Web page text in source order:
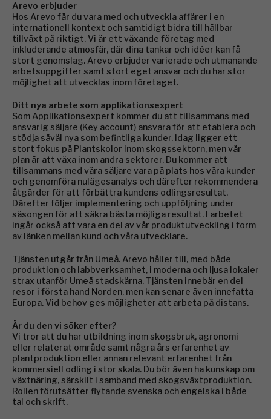
Arevo erbjuder
Hos Arevo får du vara med och utveckla affärer i en
internationell kontext och samtidigt bidra till hållbar
tillväxt på riktigt. Vi är ett växande företag med
inkluderande atmosfär, där dina tankar och idéer kan få
stort genomslag. Arevo erbjuder varierade och utmanande
arbetsuppgifter samt stort eget ansvar och du har stor
möjlighet att utvecklas inom företaget.
Ditt nya arbete som applikationsexpert
Som Applikationsexpert kommer du att tillsammans med
ansvarig säljare (Key account) ansvara för att etablera och
stödja såväl nya som befintliga kunder. Idag ligger ett
stort fokus på Plantskolor inom skogssektorn, men vår
plan är att växa inom andra sektorer. Du kommer att
tillsammans med våra säljare vara på plats hos våra kunder
och genomföra nulägesanalys och därefter rekommendera
åtgärder för att förbättra kundens odlingsresultat.
Därefter följer implementering och uppföljning under
säsongen för att säkra bästa möjliga resultat. I arbetet
ingår också att vara en del av vår produktutveckling i form
av länken mellan kund och våra utvecklare.
Tjänsten utgår från Umeå. Arevo håller till, med både
produktion och labbverksamhet, i moderna och ljusa lokaler
strax utanför Umeå stadskärna. Tjänsten innebär en del
resor i första hand Norden, men kan senare även innefatta
Europa. Vid behov ges möjligheter att arbeta på distans.
Är du den vi söker efter?
Vi tror att du har utbildning inom skogsbruk, agronomi
eller relaterat område samt några års erfarenhet av
plantproduktion eller annan relevant erfarenhet från
kommersiell odling i stor skala. Du bör även ha kunskap om
växtnäring, särskilt i samband med skogsväxtproduktion.
Rollen förutsätter flytande svenska och engelska i både
tal och skrift.